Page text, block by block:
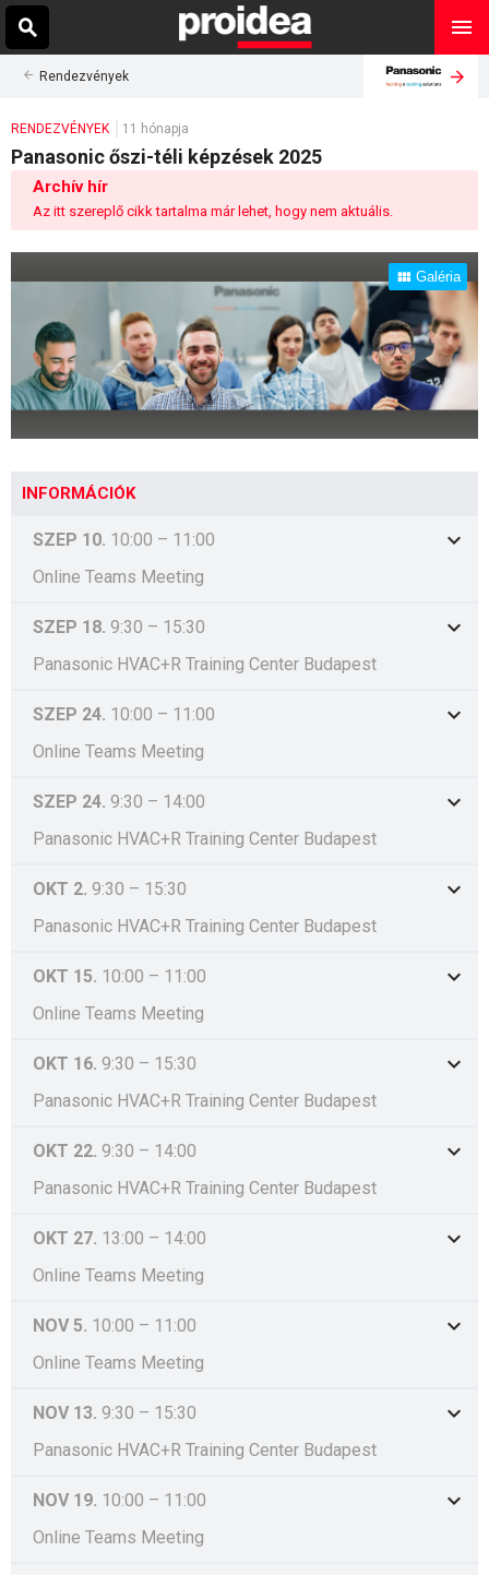
Rendezvények
RENDEZVÉNYEK 11 hónapja
Panasonic őszi-téli képzések 2025
Archív hír
Az itt szereplő cikk tartalma már lehet, hogy nem aktuális.
Galéria
INFORMÁCIÓK
SZEP 10. 10:00 – 11:00
Online Teams Meeting
SZEP 18. 9:30 – 15:30
Panasonic HVAC+R Training Center Budapest
SZEP 24. 10:00 – 11:00
Online Teams Meeting
SZEP 24. 9:30 – 14:00
Panasonic HVAC+R Training Center Budapest
OKT 2. 9:30 – 15:30
Panasonic HVAC+R Training Center Budapest
OKT 15. 10:00 – 11:00
Online Teams Meeting
OKT 16. 9:30 – 15:30
Panasonic HVAC+R Training Center Budapest
OKT 22. 9:30 – 14:00
Panasonic HVAC+R Training Center Budapest
OKT 27. 13:00 – 14:00
Online Teams Meeting
NOV 5. 10:00 – 11:00
Online Teams Meeting
NOV 13. 9:30 – 15:30
Panasonic HVAC+R Training Center Budapest
NOV 19. 10:00 – 11:00
Online Teams Meeting